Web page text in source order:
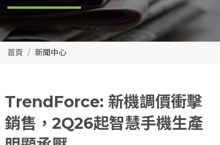
首頁 新聞中心
TrendForce: 新機調價衝擊
銷售，2Q26起智慧手機生產